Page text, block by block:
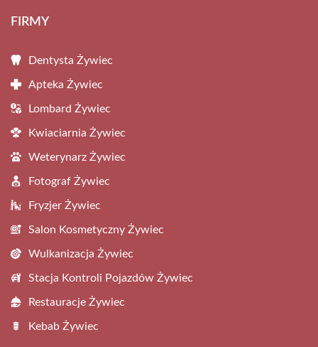
FIRMY
Dentysta Żywiec
Apteka Żywiec
Lombard Żywiec
Kwiaciarnia Żywiec
Weterynarz Żywiec
Fotograf Żywiec
Fryzjer Żywiec
Salon Kosmetyczny Żywiec
Wulkanizacja Żywiec
Stacja Kontroli Pojazdów Żywiec
Restauracje Żywiec
Kebab Żywiec